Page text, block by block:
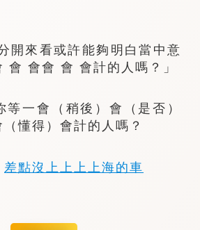
來看或許能夠明白當中意
會 會會 會 會計的人嗎？」
一會（稍後）會（是否）
懂得）會計的人嗎？
差點沒上上上上海的車